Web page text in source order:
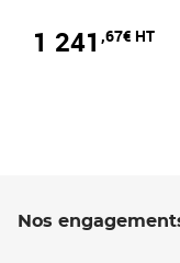
1 241 ,67€ HT
Nos